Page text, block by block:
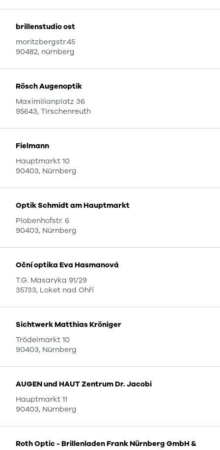
brillenstudio ost
moritzbergstr.45
90482, nürnberg
Rösch Augenoptik
Maximilianplatz 36
95643, Tirschenreuth
Fielmann
Hauptmarkt 10
90403, Nürnberg
Optik Schmidt am Hauptmarkt
Plobenhofstr. 6
90403, Nürnberg
Oční optika Eva Hasmanová
T.G. Masaryka 91/29
35733, Loket nad Ohří
Sichtwerk Matthias Kröniger
Trödelmarkt 10
90403, Nürnberg
AUGEN und HAUT Zentrum Dr. Jacobi
Hauptmarkt 11
90403, Nürnberg
Roth Optic - Brillenladen Frank Nürnberg GmbH &